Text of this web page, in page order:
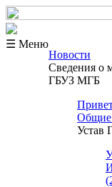
☰ Меню
Новости
Сведения о
ГБУЗ МГБ
Общие
Устав